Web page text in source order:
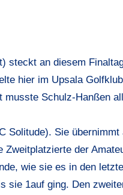
steckt an diesem
hier im Upsala
Schulz-Hanßen
Solitude). Sie
Zweitplatzierte der
wie sie es in den
sie 1auf ging. Den